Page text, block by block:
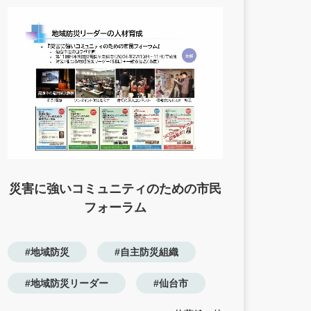
災害に強いコミュニティのための市民
フォーラム
#地域防災 #自主防災組織
#地域防災リーダー #仙台市